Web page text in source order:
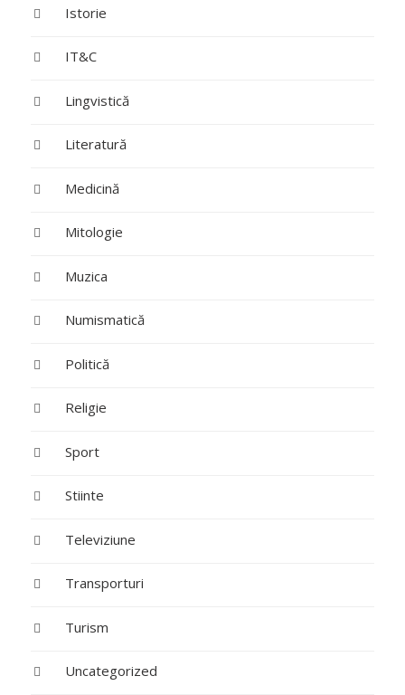
Istorie
IT&C
Lingvistică
Literatură
Medicină
Mitologie
Muzica
Numismatică
Politică
Religie
Sport
Stiinte
Televiziune
Transporturi
Turism
Uncategorized